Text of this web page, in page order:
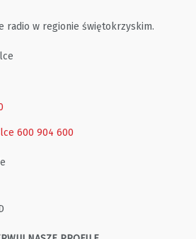
radio w regionie świętokrzyskim.
600 904 600